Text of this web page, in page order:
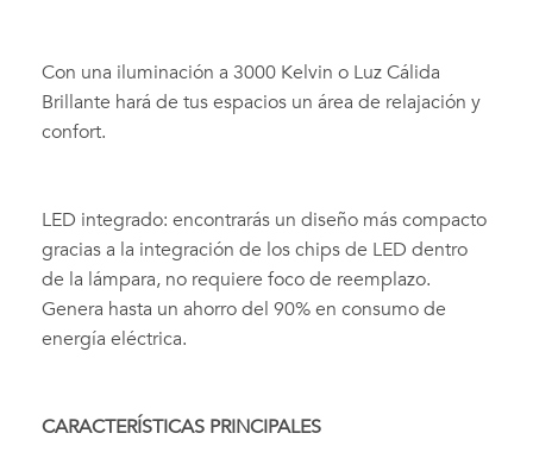
Con una iluminación a 3000 Kelvin o Luz Cálida
Brillante hará de tus espacios un área de relajación y
confort.
LED integrado: encontrarás un diseño más compacto
gracias a la integración de los chips de LED dentro
de la lámpara, no requiere foco de reemplazo.
Genera hasta un ahorro del 90% en consumo de
energía eléctrica.
CARACTERÍSTICAS PRINCIPALES